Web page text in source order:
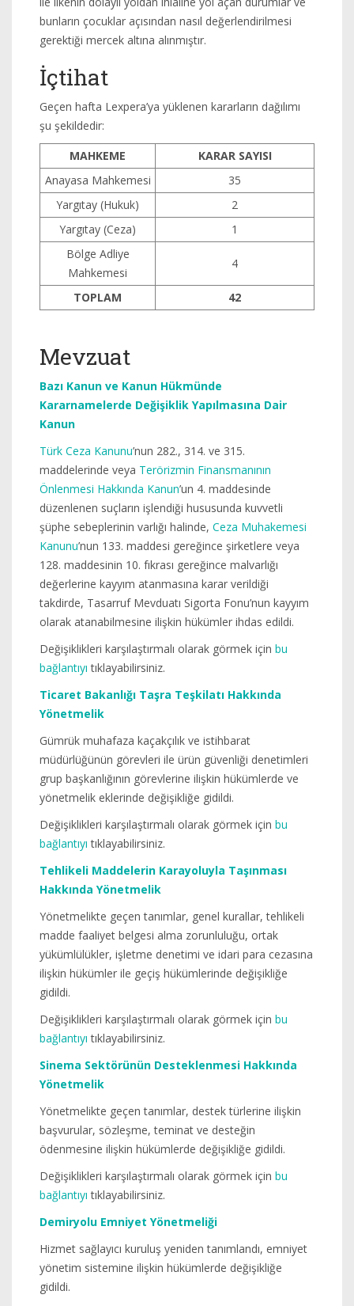
bunların çocuklar açısından nasıl değerlendirilmesi
gerektiği mercek altına alınmıştır.
İçtihat
Geçen hafta Lexpera’ya yüklenen kararların dağılımı
şu şekildedir:
MAHKEME
KARAR SAYISI
Anayasa Mahkemesi
35
Yargıtay (Hukuk)
2
Yargıtay (Ceza)
1
Bölge Adliye
Mahkemesi
4
TOPLAM 42
Mevzuat
Bazı Kanun ve Kanun Hükmünde
Kararnamelerde Değişiklik Yapılmasına Dair
Kanun
Türk Ceza Kanunu’nun 282., 314. ve 315.
maddelerinde veya Terörizmin Finansmanının
Önlenmesi Hakkında Kanun’un 4. maddesinde
düzenlenen suçların işlendiği hususunda kuvvetli
şüphe sebeplerinin varlığı halinde, Ceza Muhakemesi
Kanunu’nun 133. maddesi gereğince şirketlere veya
128. maddesinin 10. fıkrası gereğince malvarlığı
değerlerine kayyım atanmasına karar verildiği
takdirde, Tasarruf Mevduatı Sigorta Fonu’nun kayyım
olarak atanabilmesine ilişkin hükümler ihdas edildi.
Değişiklikleri karşılaştırmalı olarak görmek için bu
bağlantıyı tıklayabilirsiniz.
Ticaret Bakanlığı Taşra Teşkilatı Hakkında
Yönetmelik
Gümrük muhafaza kaçakçılık ve istihbarat
müdürlüğünün görevleri ile ürün güvenliği denetimleri
grup başkanlığının görevlerine ilişkin hükümlerde ve
yönetmelik eklerinde değişikliğe gidildi.
Değişiklikleri karşılaştırmalı olarak görmek için bu
bağlantıyı tıklayabilirsiniz.
Tehlikeli Maddelerin Karayoluyla Taşınması
Hakkında Yönetmelik
Yönetmelikte geçen tanımlar, genel kurallar, tehlikeli
madde faaliyet belgesi alma zorunluluğu, ortak
yükümlülükler, işletme denetimi ve idari para cezasına
ilişkin hükümler ile geçiş hükümlerinde değişikliğe
gidildi.
Değişiklikleri karşılaştırmalı olarak görmek için bu
bağlantıyı tıklayabilirsiniz.
Sinema Sektörünün Desteklenmesi Hakkında
Yönetmelik
Yönetmelikte geçen tanımlar, destek türlerine ilişkin
başvurular, sözleşme, teminat ve desteğin
ödenmesine ilişkin hükümlerde değişikliğe gidildi.
Değişiklikleri karşılaştırmalı olarak görmek için bu
bağlantıyı tıklayabilirsiniz.
Demiryolu Emniyet Yönetmeliği
Hizmet sağlayıcı kuruluş yeniden tanımlandı, emniyet
yönetim sistemine ilişkin hükümlerde değişikliğe
gidildi.